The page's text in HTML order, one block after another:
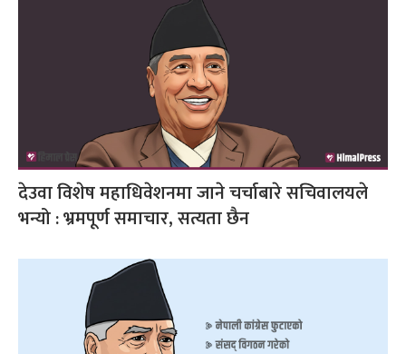
देउवा विशेष महाधिवेशनमा जाने चर्चाबारे सचिवालयले
भन्यो : भ्रमपूर्ण समाचार, सत्यता छैन